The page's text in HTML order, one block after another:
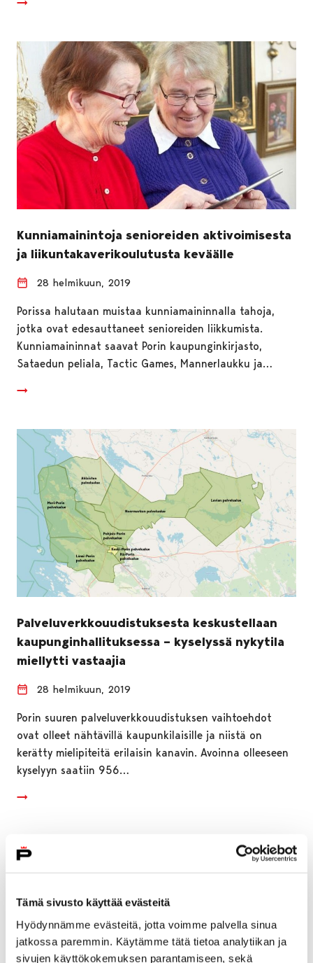
Tämä sivusto käyttää evästeitä
Hyödynnämme evästeitä, jotta voimme palvella sinua
jatkossa paremmin. Käytämme tätä tietoa analytiikan ja
sivujen käyttökokemuksen parantamiseen, sekä
Kunniamainintoja senioreiden aktivoimisesta
ja liikuntakaverikoulutusta keväälle
28 helmikuun, 2019
Porissa halutaan muistaa kunniamaininnalla tahoja,
jotka ovat edesauttaneet senioreiden liikkumista.
Kunniamaininnat saavat Porin kaupunginkirjasto,
Sataedun peliala, Tactic Games, Mannerlaukku ja…
Palveluverkkouudistuksesta keskustellaan
kaupunginhallituksessa – kyselyssä nykytila
miellytti vastaajia
28 helmikuun, 2019
Porin suuren palveluverkkouudistuksen vaihtoehdot
ovat olleet nähtävillä kaupunkilaisille ja niistä on
kerätty mielipiteitä erilaisin kanavin. Avoinna olleeseen
kyselyyn saatiin 956…